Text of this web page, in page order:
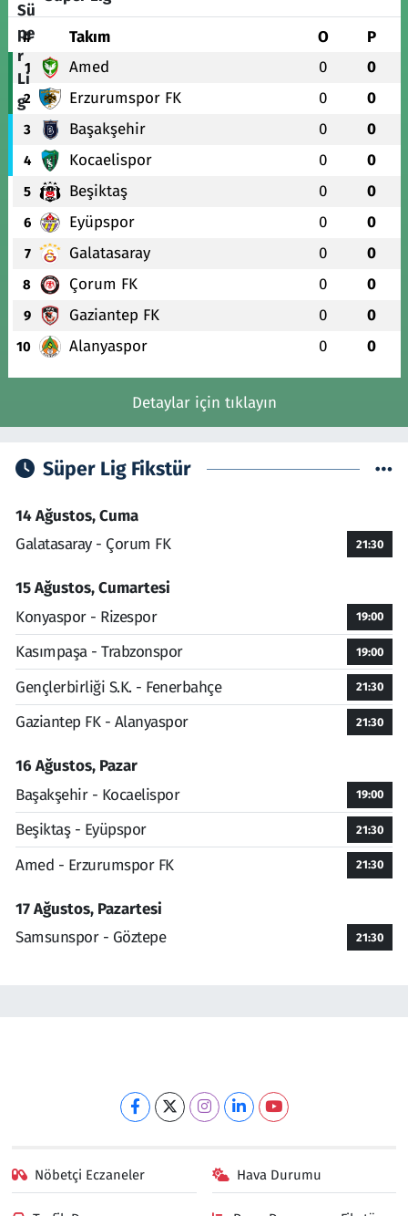
# Takım O P
1 Amed 0 0
2 Erzurumspor FK 0 0
3 Başakşehir 0 0
4 Kocaelispor 0 0
5 Beşiktaş 0 0
6 Eyüpspor 0 0
7 Galatasaray 0 0
8 Çorum FK 0 0
9 Gaziantep FK 0 0
10 Alanyaspor 0 0
Detaylar için tıklayın
Süper Lig Fikstür
14 Ağustos, Cuma
Galatasaray - Çorum FK
21:30
15 Ağustos, Cumartesi
Konyaspor - Rizespor
19:00
Kasımpaşa - Trabzonspor 19:00
Gençlerbirliği S.K. - Fenerbahçe 21:30
Gaziantep FK - Alanyaspor 21:30
16 Ağustos, Pazar
Başakşehir - Kocaelispor
19:00
Beşiktaş - Eyüpspor 21:30
Amed - Erzurumspor FK 21:30
17 Ağustos, Pazartesi
Samsunspor - Göztepe
21:30
Nöbetçi Eczaneler Hava Durumu